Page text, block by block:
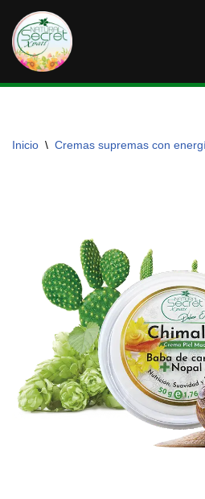
Saltar
al
contenido
Inicio \ Cremas supremas con